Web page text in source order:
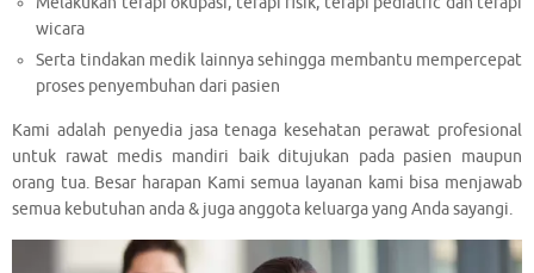
wicara
Serta tindakan medik lainnya sehingga membantu mempercepat
proses penyembuhan dari pasien
Kami adalah penyedia jasa tenaga kesehatan perawat profesional
untuk rawat medis mandiri baik ditujukan pada pasien maupun
orang tua. Besar harapan Kami semua layanan kami bisa menjawab
semua kebutuhan anda & juga anggota keluarga yang Anda sayangi.